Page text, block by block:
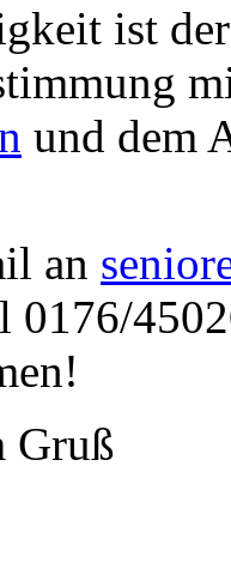
ist
und dem
an
0176/
Gruß